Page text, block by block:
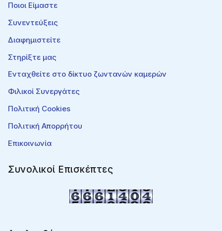
Ποιοι Είμαστε
Συνεντεύξεις
Διαφημιστείτε
Στηρίξτε μας
Ενταχθείτε στο δίκτυο ζωντανών καμερών
Φιλικοί Συνεργάτες
Πολιτική Cookies
Πολιτική Απορρήτου
Επικοινωνία
Συνολικοί Επισκέπτες